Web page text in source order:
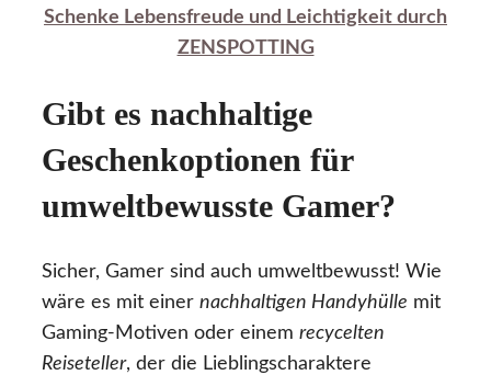
Schenke Lebensfreude und Leichtigkeit durch
ZENSPOTTING
Gibt es nachhaltige
Geschenkoptionen für
umweltbewusste Gamer?
Sicher, Gamer sind auch umweltbewusst! Wie
wäre es mit einer nachhaltigen Handyhülle mit
Gaming-Motiven oder einem recycelten
Reiseteller, der die Lieblingscharaktere